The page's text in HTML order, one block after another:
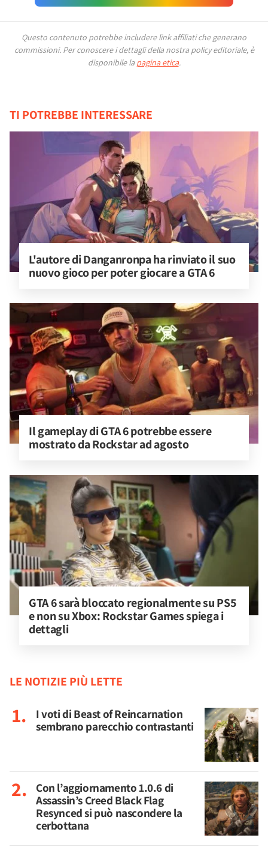
Questo contenuto potrebbe includere link affiliati che generano
commissioni. Per conoscere i dettagli della nostra policy editoriale, è
disponibile la pagina etica.
TI POTREBBE INTERESSARE
L'autore di Danganronpa ha rinviato il suo
nuovo gioco per poter giocare a GTA 6
Il gameplay di GTA 6 potrebbe essere
mostrato da Rockstar ad agosto
GTA 6 sarà bloccato regionalmente su PS5
e non su Xbox: Rockstar Games spiega i
dettagli
LE NOTIZIE PIÙ LETTE
I voti di Beast of Reincarnation
sembrano parecchio contrastanti
Con l’aggiornamento 1.0.6 di
Assassin’s Creed Black Flag
Resynced si può nascondere la
cerbottana